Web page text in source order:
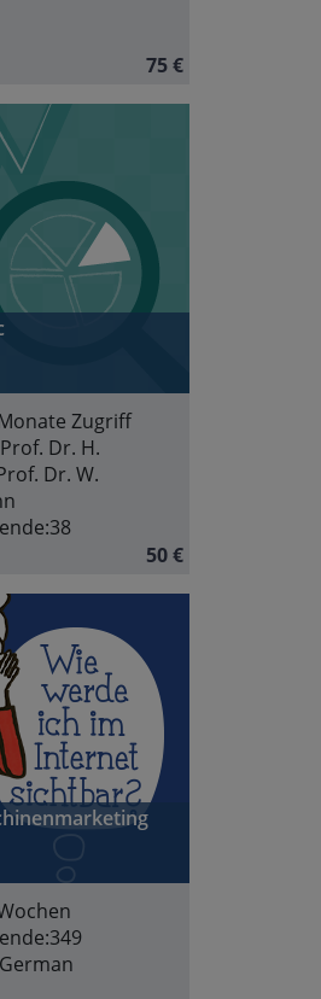
75 €
Zugriff
Prof. Dr. H.
Dr. W.
38
50 €
349
German